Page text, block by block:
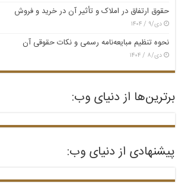
حقوق ارتفاق در املاک و تأثیر آن در خرید و فروش
دی/۹ / ۱۴۰۴
نحوه تنظیم مبایعه‌نامه رسمی و نکات حقوقی آن
دی/۸ / ۱۴۰۴
برترین‌ها از دنیای وب:
پیشنهادی از دنیای وب: